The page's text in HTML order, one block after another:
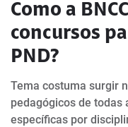
Como a
concursos
PND?
Tema costuma surgir
pedagógicos de todas
específicas por